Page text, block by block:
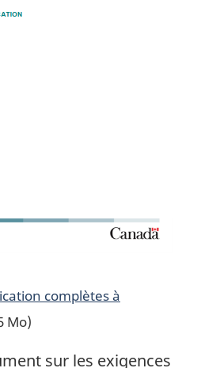
complètes à
Mo)
sur les exigences